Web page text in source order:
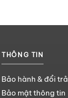
THÔNG TIN
Bảo hành & đổi trả
Bảo mật thông tin